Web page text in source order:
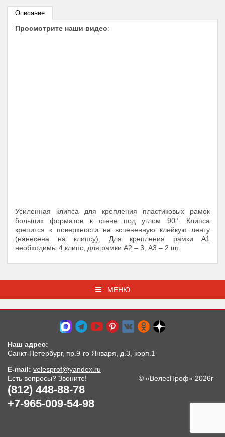
Описание
Просмотрите наши видео:
Усиленная клипса для крепления пластиковых рамок
больших форматов к стене под углом 90°. Клипса
крепится к поверхности на вспененную клейкую ленту
(нанесена на клипсу). Для крепления рамки А1
необходимы 4 клипс, для рамки А2 – 3, А3 – 2 шт.
МЕНЮ
Наш адрес:
Санкт-Петербург, пр.9-го Января, д.3, корп.1
E-mail: velesprof@yandex.ru
Есть вопросы? Звоните!
(812) 448-88-78
+7-965-009-54-98
© «ВелесПроф» 2026г